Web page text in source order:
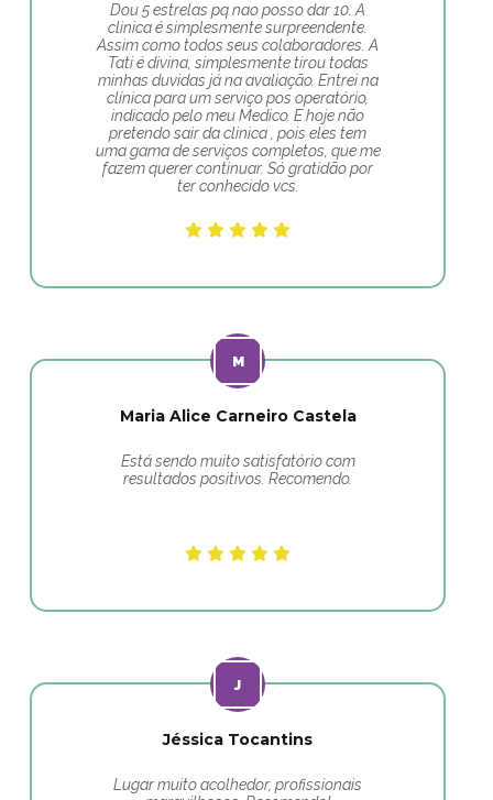
Dou 5 estrelas pq nao posso dar 10. A
clinica é simplesmente surpreendente.
Assim como todos seus colaboradores. A
Tati é divina, simplesmente tirou todas
minhas duvidas já na avaliação. Entrei na
clínica para um serviço pos operatório,
indicado pelo meu Medico. E hoje não
pretendo sair da clinica , pois eles tem
uma gama de serviços completos, que me
fazem querer continuar. Só gratidão por
ter conhecido vcs.
Maria Alice Carneiro Castela
Está sendo muito satisfatório com
resultados positivos. Recomendo.
Jéssica Tocantins
Lugar muito acolhedor, profissionais